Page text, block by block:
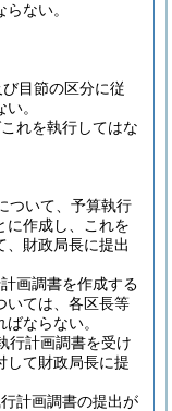
ない。
目節の区分に従
。
れを執行してはな
ついて、予算執行
に作成し、これを
、財政局長に提出
画調書を作成する
いては、各区長等
ならない。
行計画調書を受け
して財政局長に提
計画調書の提出が